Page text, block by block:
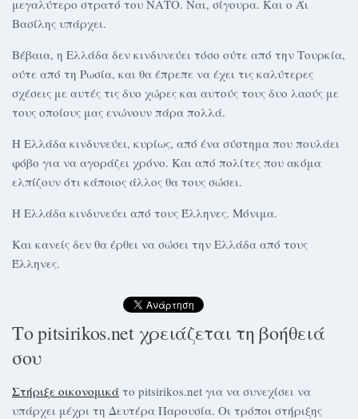
μεγαλύτερο στρατό του ΝΑΤΟ. Ναι, σίγουρα. Και ο Άι
Βασίλης υπάρχει.
Βέβαια, η Ελλάδα δεν κινδυνεύει τόσο ούτε από την Τουρκία,
ούτε από τη Ρωσία, και θα έπρεπε να έχει τις καλύτερες
σχέσεις με αυτές τις δυο χώρες και αυτούς τους δυο λαούς με
τους οποίους μας ενώνουν πάρα πολλά.
Η Ελλάδα κινδυνεύει, κυρίως, από ένα σύστημα που πουλάει
φόβο για να αγοράζει χρόνο. Και από πολίτες που ακόμα
ελπίζουν ότι κάποιος άλλος θα τους σώσει.
Η Ελλάδα κινδυνεύει από τους Έλληνες. Μόνιμα.
Και κανείς δεν θα έρθει να σώσει την Ελλάδα από τους
Έλληνες.
Το pitsirikos.net χρειάζεται τη βοήθειά
σου
Στήριξε οικονομικά το pitsirikos.net για να συνεχίσει να
υπάρχει μέχρι τη Δευτέρα Παρουσία. Οι τρόποι στήριξης